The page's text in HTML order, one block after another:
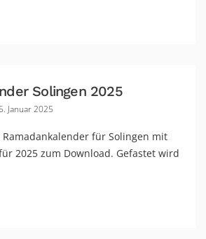
Solingen 2025
Januar 2025
für Solingen mit
2025 zum Download. Gefastet wird